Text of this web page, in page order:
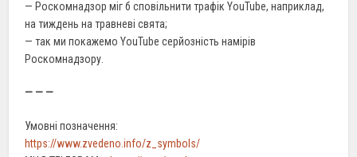
— Роскомнадзор міг б сповільнити трафік YouTube, наприклад,
на тиждень на травневі свята;
— так ми покажемо YouTube серйозність намірів
Роскомнадзору.
— — —
Умовні позначення:
https://www.zvedeno.info/z_symbols/